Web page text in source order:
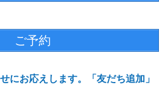
ご予約
にお応えします。「友だち追加」